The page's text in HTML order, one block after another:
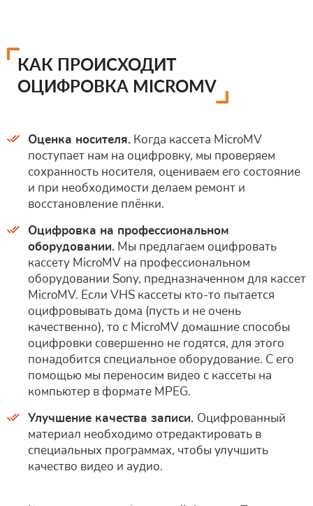
КАК ПРОИСХОДИТ
ОЦИФРОВКА MICROMV
Оценка носителя. Когда кассета MicroMV
поступает нам на оцифровку, мы проверяем
сохранность носителя, оцениваем его состояние
и при необходимости делаем ремонт и
восстановление плёнки.
Оцифровка на профессиональном
оборудовании. Мы предлагаем оцифровать
кассету MicroMV на профессиональном
оборудовании Sony, предназначенном для кассет
MicroMV. Если VHS кассеты кто-то пытается
оцифровывать дома (пусть и не очень
качественно), то с MicroMV домашние способы
оцифровки совершенно не годятся, для этого
понадобится специальное оборудование. С его
помощью мы переносим видео с кассеты на
компьютер в формате MPEG.
Улучшение качества записи. Оцифрованный
материал необходимо отредактировать в
специальных программах, чтобы улучшить
качество видео и аудио.